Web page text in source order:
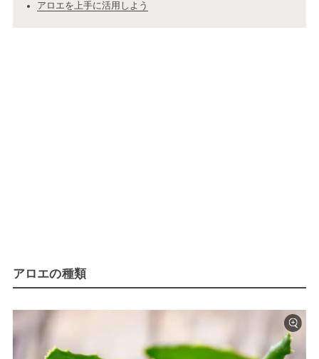
アロエを上手に活用しよう
アロエの種類